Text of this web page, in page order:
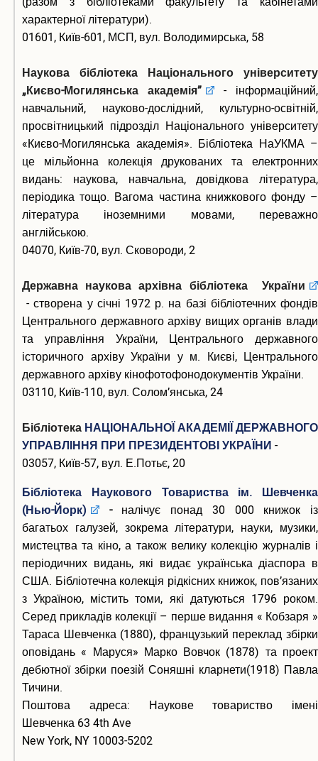
характерної літератури).
01601, Київ-601, МСП, вул. Володимирська, 58
Наукова бібліотека Національного університету
„Києво-Могилянська академія”
- інформаційний,
навчальний, науково-дослідний, культурно-освітній,
просвітницький підрозділ Національного університету
«Києво-Могилянська академія». Бібліотека НаУКМА –
це мільйонна колекція друкованих та електронних
видань: наукова, навчальна, довідкова література,
періодика тощо. Вагома частина книжкового фонду –
література іноземними мовами, переважно
англійською.
04070, Київ-70, вул. Сковороди, 2
Державна наукова архівна бібліотека України
- створена у січні 1972 р. на базі бібліотечних фондів
Центрального державного архіву вищих органів влади
та управління України, Центрального державного
історичного архіву України у м. Києві, Центрального
державного архіву кінофотофонодокументів України.
03110, Київ-110, вул. Солом’янська, 24
Бібліотека НАЦІОНАЛЬНОЇ АКАДЕМІЇ ДЕРЖАВНОГО
УПРАВЛІННЯ ПРИ ПРЕЗИДЕНТОВІ УКРАЇНИ -
03057, Київ-57, вул. Е.Потьє, 20
Бібліотека Наукового Товариства ім. Шевченка
(Нью-Йорк)
- налічує понад 30 000 книжок із
багатьох галузей, зокрема літератури, науки, музики,
мистецтва та кіно, а також велику колекцію журналів і
періодичних видань, які видає українська діаспора в
США. Бібліотечна колекція рідкісних книжок, пов’язаних
з Україною, містить томи, які датуються 1796 роком.
Серед прикладів колекції – перше видання « Кобзаря »
Тараса Шевченка (1880), французький переклад збірки
оповідань « Маруся» Марко Вовчок (1878) та проект
дебютної збірки поезій Соняшні кларнети(1918) Павла
Тичини.
Поштова адреса: Наукове товариство імені
Шевченка 63 4th Ave
New York, NY 10003-5202